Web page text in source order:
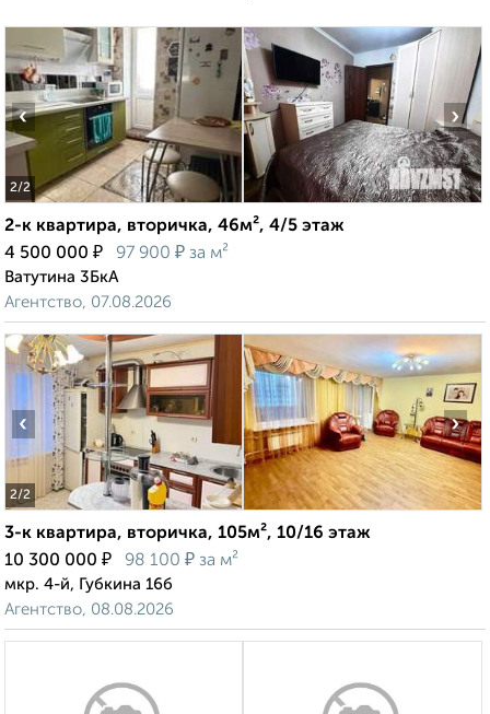
2/2
‹ ›
2-к квартира, вторичка, 46м², 4/5 этаж
4 500 000 ₽ 97 900 ₽ за м²
Ватутина 3БкА
Агентство, 07.08.2026
2/2
‹ ›
3-к квартира, вторичка, 105м², 10/16 этаж
10 300 000 ₽ 98 100 ₽ за м²
мкр. 4-й, Губкина 16б
Агентство, 08.08.2026